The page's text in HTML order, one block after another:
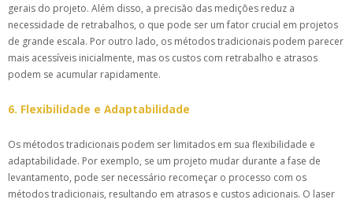
gerais do projeto. Além disso, a precisão das medições reduz a
necessidade de retrabalhos, o que pode ser um fator crucial em projetos
de grande escala. Por outro lado, os métodos tradicionais podem parecer
mais acessíveis inicialmente, mas os custos com retrabalho e atrasos
podem se acumular rapidamente.
6. Flexibilidade e Adaptabilidade
Os métodos tradicionais podem ser limitados em sua flexibilidade e
adaptabilidade. Por exemplo, se um projeto mudar durante a fase de
levantamento, pode ser necessário recomeçar o processo com os
métodos tradicionais, resultando em atrasos e custos adicionais. O laser